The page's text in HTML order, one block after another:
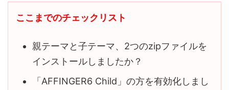
ここまでのチェックリスト
親テーマと子テーマ、2つのzipファイルを
インストールしましたか？
「AFFINGER6 Child」の方を有効化しまし